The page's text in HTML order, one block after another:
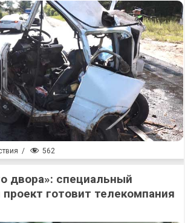
/ 562
двора»: специальный
готовит телекомпания